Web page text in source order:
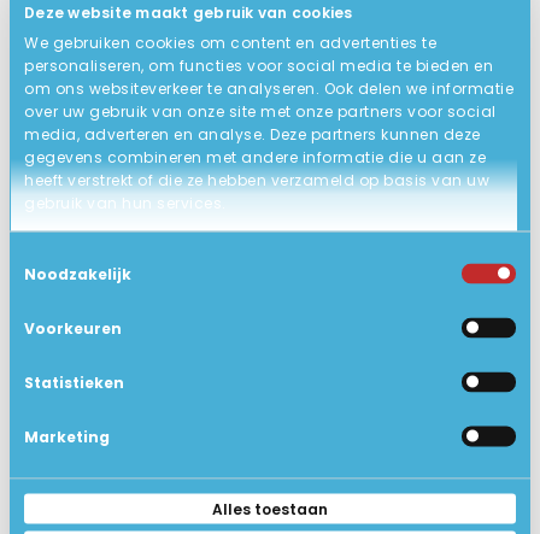
Deze website maakt gebruik van cookies
We gebruiken cookies om content en advertenties te
personaliseren, om functies voor social media te bieden en
om ons websiteverkeer te analyseren. Ook delen we informatie
over uw gebruik van onze site met onze partners voor social
media, adverteren en analyse. Deze partners kunnen deze
gegevens combineren met andere informatie die u aan ze
heeft verstrekt of die ze hebben verzameld op basis van uw
gebruik van hun services.
Noodzakelijk
Voorkeuren
Statistieken
Marketing
Alles toestaan
ACCU
De accu is volgens onze norm
getest op werking en capaciteit.
Wij geven 6 maanden garantie op
de werking.
STATUS PRODUCT
Zakelijk gebruikt , in zeer goede
staat.
GARANTIE 2 jaar garantie (carry-in).
GEWICHT IN KG
bestanden zoals Word, Excel en
Mediaplayer, Windows Defender
(virusscanner)
Ja